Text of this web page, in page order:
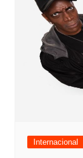
Internacional